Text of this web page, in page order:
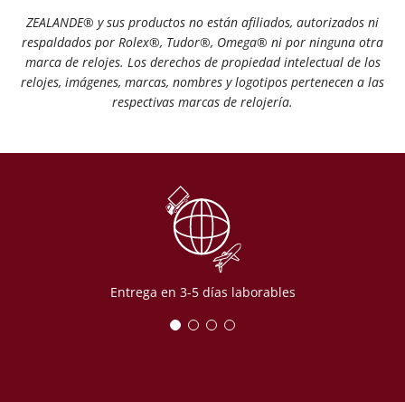
ZEALANDE® y sus productos no están afiliados, autorizados ni
respaldados por Rolex®️, Tudor®️, Omega®️ ni por ninguna otra
marca de relojes. Los derechos de propiedad intelectual de los
relojes, imágenes, marcas, nombres y logotipos pertenecen a las
respectivas marcas de relojería.
Entrega en 3-5 días laborables